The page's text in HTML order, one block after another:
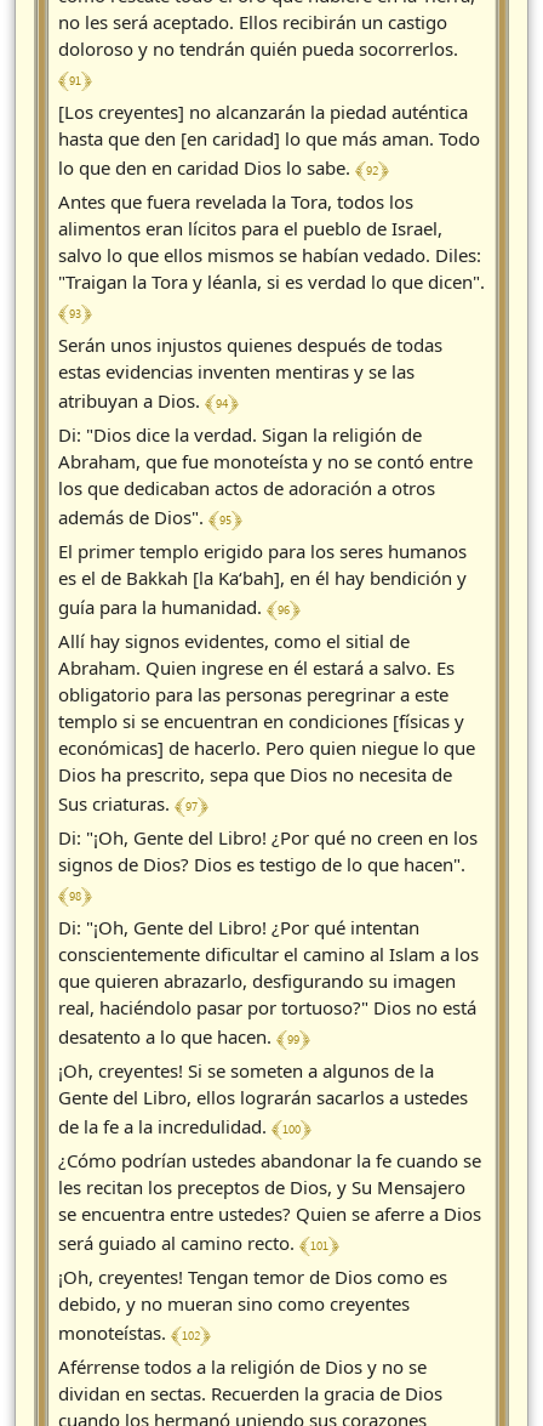
no les será aceptado. Ellos recibirán un castigo
doloroso y no tendrán quién pueda socorrerlos.
﴾ 91 ﴿
[Los creyentes] no alcanzarán la piedad auténtica
hasta que den [en caridad] lo que más aman. Todo
lo que den en caridad Dios lo sabe. ﴾ 92 ﴿
Antes que fuera revelada la Tora, todos los
alimentos eran lícitos para el pueblo de Israel,
salvo lo que ellos mismos se habían vedado. Diles:
"Traigan la Tora y léanla, si es verdad lo que dicen".
﴾ 93 ﴿
Serán unos injustos quienes después de todas
estas evidencias inventen mentiras y se las
atribuyan a Dios. ﴾ 94 ﴿
Di: "Dios dice la verdad. Sigan la religión de
Abraham, que fue monoteísta y no se contó entre
los que dedicaban actos de adoración a otros
además de Dios". ﴾ 95 ﴿
El primer templo erigido para los seres humanos
es el de Bakkah [la Ka‘bah], en él hay bendición y
guía para la humanidad. ﴾ 96 ﴿
Allí hay signos evidentes, como el sitial de
Abraham. Quien ingrese en él estará a salvo. Es
obligatorio para las personas peregrinar a este
templo si se encuentran en condiciones [físicas y
económicas] de hacerlo. Pero quien niegue lo que
Dios ha prescrito, sepa que Dios no necesita de
Sus criaturas. ﴾ 97 ﴿
Di: "¡Oh, Gente del Libro! ¿Por qué no creen en los
signos de Dios? Dios es testigo de lo que hacen".
﴾ 98 ﴿
Di: "¡Oh, Gente del Libro! ¿Por qué intentan
conscientemente dificultar el camino al Islam a los
que quieren abrazarlo, desfigurando su imagen
real, haciéndolo pasar por tortuoso?" Dios no está
desatento a lo que hacen. ﴾ 99 ﴿
¡Oh, creyentes! Si se someten a algunos de la
Gente del Libro, ellos lograrán sacarlos a ustedes
de la fe a la incredulidad. ﴾ 100 ﴿
¿Cómo podrían ustedes abandonar la fe cuando se
les recitan los preceptos de Dios, y Su Mensajero
se encuentra entre ustedes? Quien se aferre a Dios
será guiado al camino recto. ﴾ 101 ﴿
¡Oh, creyentes! Tengan temor de Dios como es
debido, y no mueran sino como creyentes
monoteístas. ﴾ 102 ﴿
Aférrense todos a la religión de Dios y no se
dividan en sectas. Recuerden la gracia de Dios
cuando los hermanó uniendo sus corazones